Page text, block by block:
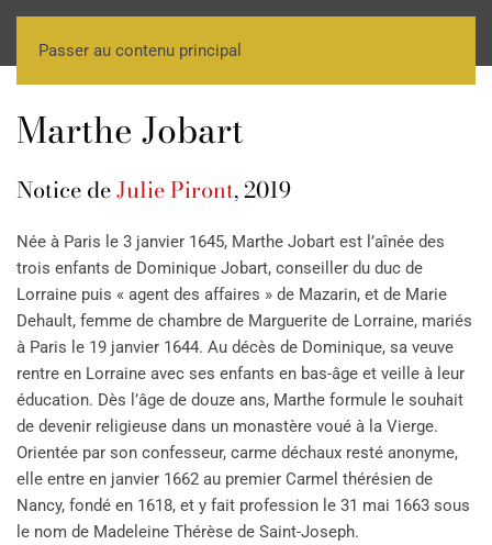
Passer au contenu principal
Marthe Jobart
Notice deJulie Piront, 2019
Née à Paris le 3 janvier 1645, Marthe Jobart est l’aînée des
trois enfants de Dominique Jobart, conseiller du duc de
Lorraine puis « agent des affaires » de Mazarin, et de Marie
Dehault, femme de chambre de Marguerite de Lorraine, mariés
à Paris le 19 janvier 1644. Au décès de Dominique, sa veuve
rentre en Lorraine avec ses enfants en bas-âge et veille à leur
éducation. Dès l’âge de douze ans, Marthe formule le souhait
de devenir religieuse dans un monastère voué à la Vierge.
Orientée par son confesseur, carme déchaux resté anonyme,
elle entre en janvier 1662 au premier Carmel thérésien de
Nancy, fondé en 1618, et y fait profession le 31 mai 1663 sous
le nom de Madeleine Thérèse de Saint-Joseph.